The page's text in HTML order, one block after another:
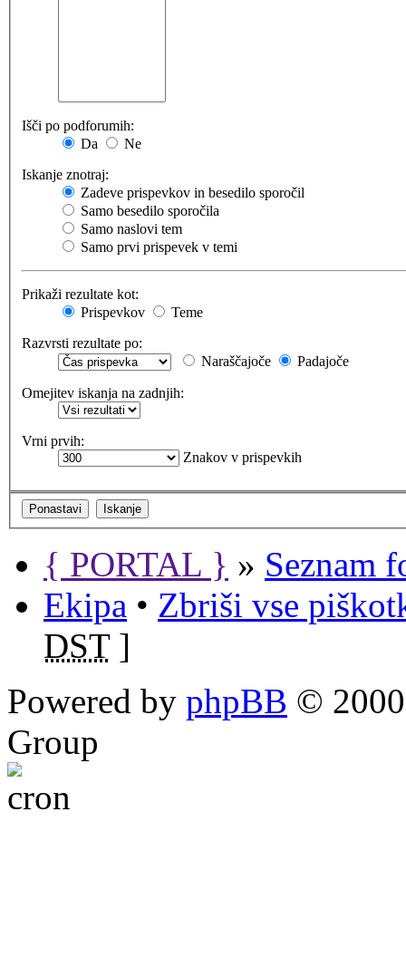
Išči po podforumih:
Da
Ne
Iskanje znotraj:
Zadeve prispevkov in besedilo sporočil
Samo besedilo sporočila
Samo naslovi tem
Samo prvi prispevek v temi
Prikaži rezultate kot:
Prispevkov
Teme
Razvrsti rezultate po:
Naraščajoče
Padajoče
Omejitev iskanja na zadnjih:
Vrni prvih:
Znakov v prispevkih
{ PORTAL } » Seznam
Ekipa • Zbriši vse
DST]
Powered by phpBB ©
Group